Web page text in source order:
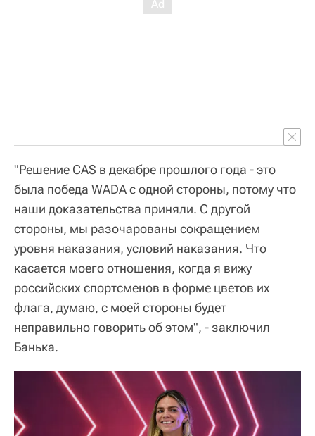
"Решение CAS в декабре прошлого года - это
была победа WADA с одной стороны, потому что
наши доказательства приняли. С другой
стороны, мы разочарованы сокращением
уровня наказания, условий наказания. Что
касается моего отношения, когда я вижу
российских спортсменов в форме цветов их
флага, думаю, с моей стороны будет
неправильно говорить об этом", - заключил
Банька.